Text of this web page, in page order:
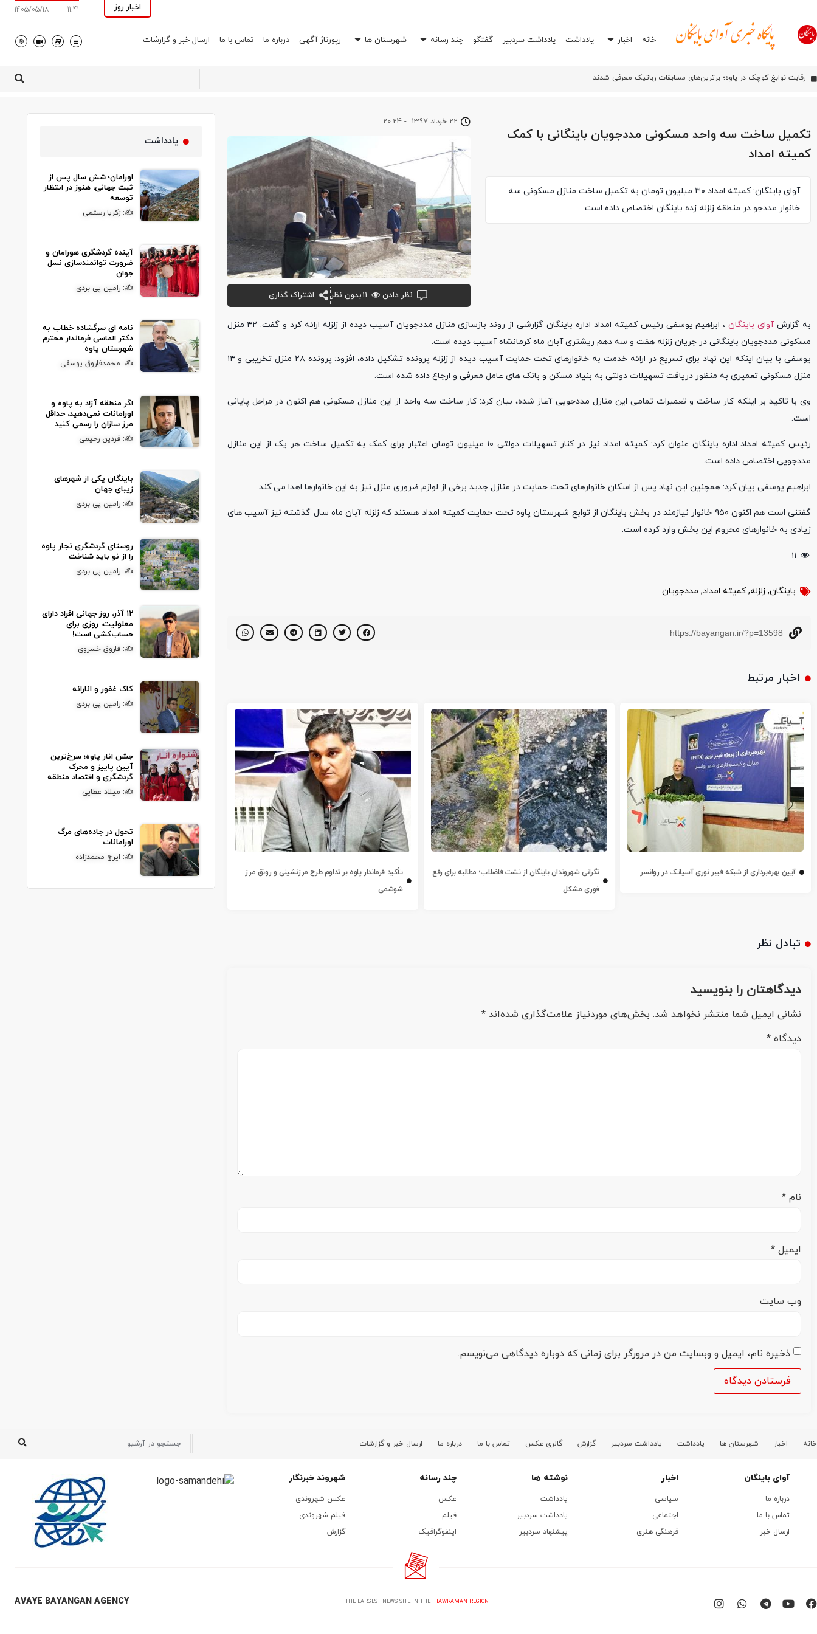
اخبار روز 11:41
1405/05/18
خانه اخبار یادداشت یادداشت سردبیر گفتگو چند رسانه شهرستان ها رپورتاژ آگهی درباره ما تماس با ما ارسال خبر و گزارشات
آیین بهره‌بر
افشاگری درباره یک اشتباه رایج در تعمیرگاه‌ها: چرا انتخاب اشتباه جعبه بکس می‌تواند خرج شما را چند برابر کند؟
اورامان؛ شش سال پس از ثبت جهانی، هنوز در انتظار توسعه
تکمیل ساخت سه واحد مسکونی مددجویان باینگانی با کمک
کمیته امداد
آوای باینگان: کمیته امداد ۳۰ میلیون تومان به تکمیل ساخت منازل مسکونی سه
خانوار مددجو در منطقه زلزله زده باینگان اختصاص داده است.
22 خرداد 1397 -
20:24
نظر دادن ۱۱بدون نظر اشتراک گذاری
به گزارشآوای باینگان
، ابراهیم یوسفی رئیس کمیته امداد اداره باینگان گزارشی از روند بازسازی منازل مددجویان آسیب دیده از زلزله ارائه کرد و گفت: ۴۲ منزل
مسکونی مددجویان باینگانی در جریان زلزله هفت و سه دهم ریشتری آبان ماه کرمانشاه آسیب دیده است.
یوسفی با بیان اینکه این نهاد برای تسریع در ارائه خدمت به خانوارهای تحت حمایت
آسیب دیده از زلزله پرونده تشکیل داده، افزود: پرونده ۲۸ منزل تخریبی و ۱۴
منزل مسکونی تعمیری به منظور دریافت تسهیلات دولتی به بنیاد مسکن و بانک های عامل معرفی و ارجاع داده شده است.
وی با تاکید بر اینکه کار ساخت و تعمیرات تمامی این منازل مددجویی آغاز شده، بیان کرد: کار ساخت سه واحد از این منازل مسکونی هم اکنون در مراحل پایانی
است.
رئیس کمیته امداد اداره باینگان عنوان کرد: کمیته امداد نیز در کنار تسهیلات دولتی ۱۰ میلیون تومان اعتبار برای کمک به تکمیل ساخت هر یک از این منازل
مددجویی اختصاص داده است.
ابراهیم یوسفی بیان کرد: همچنین این نهاد پس از اسکان خانوارهای تحت حمایت در منازل جدید برخی از لوازم ضروری منزل نیز به این خانوارها اهدا می کند.
گفتنی است هم اکنون ۹۵۰ خانوار نیازمند در بخش باینگان از توابع شهرستان پاوه تحت حمایت کمیته امداد هستند که زلزله آبان ماه سال گذشته نیز آسیب های
زیادی به خانوارهای محروم این بخش وارد کرده است.
۱۱
باینگان, زلزله,کمیته امداد, مددجویان
https://bayangan.ir/?p=13598
اخبار مرتبط
آیین بهره‌برداری از شبکه فیبر نوری آسیاتک در روانسر
نگرانی شهروندان باینگان از نشت فاضلاب؛ مطالبه برای رفع
فوری مشکل
تأکید فرماندار پاوه بر تداوم طرح مرزنشینی و رونق مرز
شوشمی
تبادل نظر
دیدگاهتان را بنویسید
نشانی ایمیل شما منتشر نخواهد شد. بخش‌های موردنیاز علامت‌گذاری شده‌اند *
دیدگاه *
نام *
ایمیل *
وب‌ سایت
ذخیره نام، ایمیل و وبسایت من در مرورگر برای زمانی که دوباره دیدگاهی می‌نویسم.
یادداشت
اورامان؛ شش سال پس از
ثبت جهانی، هنوز در انتظار
توسعه
✍: زکریا رستمی
آینده گردشگری هورامان و
ضرورت توانمندسازی نسل
جوان
✍: رامین پی بردی
نامه ای سرگشاده خطاب به
دکتر الماسی فرماندار محترم
شهرستان پاوه
✍: محمدفاروق یوسفی
اگر منطقه آزاد به پاوه و
اورامانات نمی‌دهید، حداقل
مرز سازان را رسمی کنید
✍: فردین رحیمی
باینگان یکی از شهرهای
زیبای جهان
✍: رامین پی بردی
روستای گردشگری نجار پاوه
را از نو باید شناخت
✍: رامین پی بردی
۱۲ آذر، روز جهانی افراد دارای
معلولیت، روزی برای
حساب‌کشی است!
✍: فاروق خسروی
کاک غفور و انارانه
✍: رامین پی بردی
جشن انار پاوه؛ سرخ‌ترین
آیین پاییز و محرک
گردشگری و اقتصاد منطقه
✍: میلاد عطایی
تحول در جاده‌های مرگ
اورامانات
✍: ایرج محمدزاده
خانه اخبار شهرستان ها یادداشت یادداشت سردبیر گزارش گالری عکس تماس با ما درباره ما ارسال خبر و گزارشات
آوای باینگان
درباره ما
تماس با ما
ارسال خبر
اخبار
سیاسی
اجتماعی
فرهنگی هنری
نوشته ها
یادداشت
یادداشت سردبیر
پیشنهاد سردبیر
چند رسانه
عکس
فیلم
اینفوگرافیک
شهروند خبرنگار
عکس شهروندی
فیلم شهروندی
گزارش
THE LARGEST NEWS SITE IN THE HAWRAMAN REGION
AVAYE BAYANGAN AGENCY